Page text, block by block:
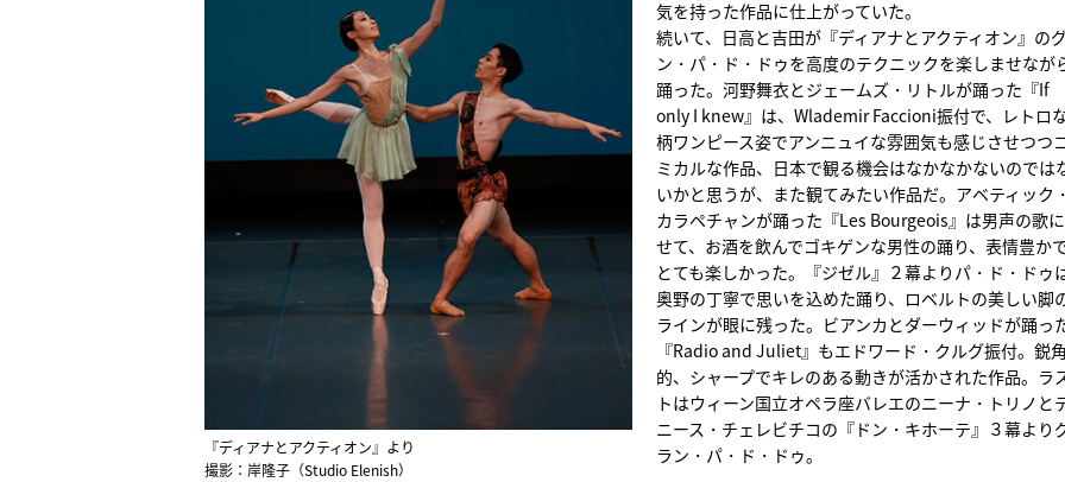
『ディアナとアクティオン』より
撮影：岸隆子（Studio Elenish）
気を持った作品に仕上がっていた。
続いて、日高と吉田が『ディアナとアクティオン』の
ン・パ・ド・ドゥを高度のテクニックを楽しませなが
踊った。河野舞衣とジェームズ・リトルが踊った『If
only I knew』は、Wlademir Faccioni振付で、レトロ
柄ワンピース姿でアンニュイな雰囲気も感じさせつつ
ミカルな作品、日本で観る機会はなかなかないのでは
いかと思うが、また観てみたい作品だ。アベティック・
カラペチャンが踊った『Les Bourgeois』は男声の歌
せて、お酒を飲んでゴキゲンな男性の踊り、表情豊か
とても楽しかった。『ジゼル』２幕よりパ・ド・ドゥ
奥野の丁寧で思いを込めた踊り、ロベルトの美しい脚
ラインが眼に残った。ビアンカとダーウィッドが踊っ
『Radio and Juliet』もエドワード・クルグ振付。鋭角
的、シャープでキレのある動きが活かされた作品。ラ
トはウィーン国立オペラ座バレエのニーナ・トリノと
ニース・チェレビチコの『ドン・キホーテ』３幕より
ラン・パ・ド・ドゥ。